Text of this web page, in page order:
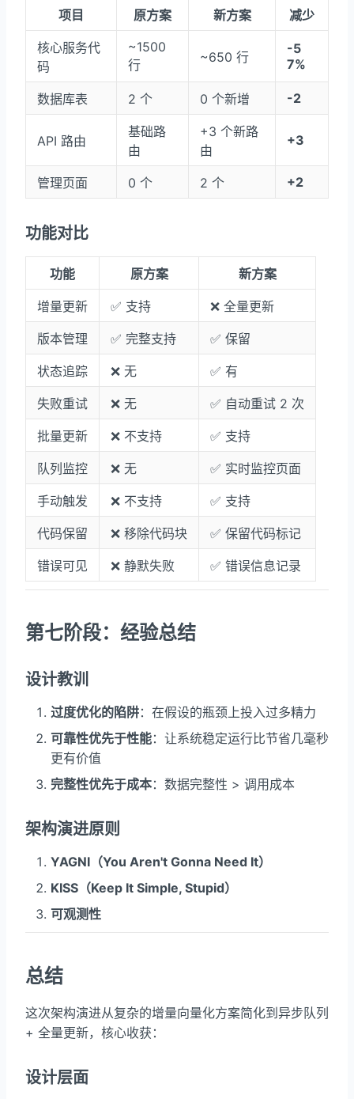
项目 原方案 新方案 减少
核心服务代
码
~1500
行
~650 行
-5
7%
数据库表 2 个 0 个新增 -2
API 路由
基础路
由
+3 个新路
由
+3
管理页面 0 个 2 个 +2
功能对比
功能 原方案 新方案
增量更新 ✅ 支持 ❌ 全量更新
版本管理 ✅ 完整支持 ✅ 保留
状态追踪 ❌ 无 ✅ 有
失败重试 ❌ 无 ✅ 自动重试 2 次
批量更新 ❌ 不支持 ✅ 支持
队列监控 ❌ 无 ✅ 实时监控页面
手动触发 ❌ 不支持 ✅ 支持
代码保留 ❌ 移除代码块 ✅ 保留代码标记
错误可见 ❌ 静默失败 ✅ 错误信息记录
第七阶段：经验总结
设计教训
过度优化的陷阱：在假设的瓶颈上投入过多精力
可靠性优先于性能：让系统稳定运行比节省几毫秒
更有价值
完整性优先于成本：数据完整性 > 调用成本
架构演进原则
YAGNI（You Aren't Gonna Need It）
KISS（Keep It Simple, Stupid）
可观测性
总结
这次架构演进从复杂的增量向量化方案简化到异步队列
+ 全量更新，核心收获：
设计层面